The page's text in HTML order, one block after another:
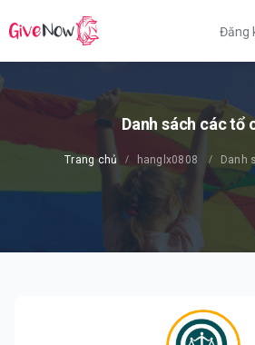
Đăng
Danh sách các tổ
Trang chủ hanglx0808 Danh